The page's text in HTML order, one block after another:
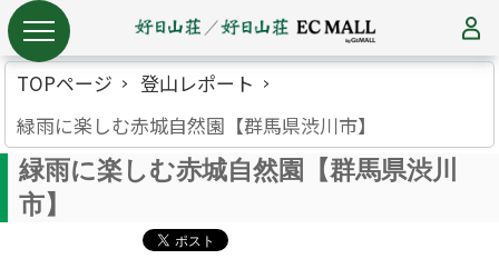
TOPページ
登山レポート
緑雨に楽しむ赤城自然園【群馬県渋川市】
緑雨に楽しむ赤城自然園【群馬県渋川
市】